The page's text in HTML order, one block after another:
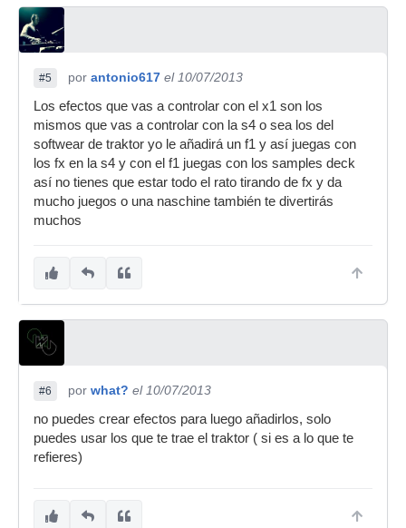
#5 por antonio617 el 10/07/2013
Los efectos que vas a controlar con el x1 son los
mismos que vas a controlar con la s4 o sea los del
softwear de traktor yo le añadirá un f1 y así juegas con
los fx en la s4 y con el f1 juegas con los samples deck
así no tienes que estar todo el rato tirando de fx y da
mucho juegos o una naschine también te divertirás
muchos
#6 por what? el 10/07/2013
no puedes crear efectos para luego añadirlos, solo
puedes usar los que te trae el traktor ( si es a lo que te
refieres)